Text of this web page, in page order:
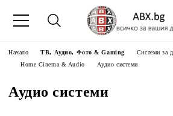
Начало ТВ, Аудио, Фото & Gaming
Системи за
Home Cinema & Audio
Аудио системи
Аудио системи